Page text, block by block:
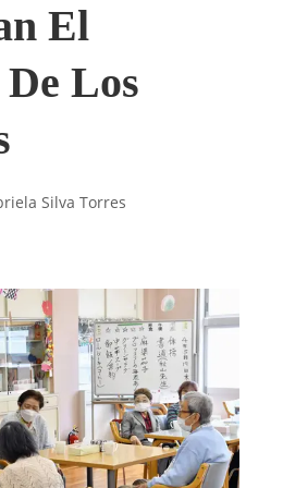
El
Los
Silva Torres